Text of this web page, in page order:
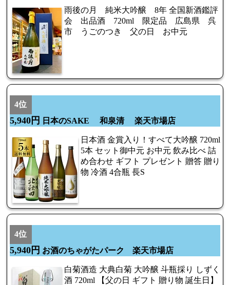
雨後の月 純米大吟醸 8年 全国新酒鑑評
会 出品酒 720ml 限定品 広島県 呉
市 うごのつき 父の日 お中元
4位
5,940円 日本のSAKE 和泉清 楽天市場店
日本酒 金賞入り！すべて大吟醸 720ml
5本 セット御中元 お中元 飲み比べ 詰
め合わせ ギフト プレゼント 贈答 贈り
物 冷酒 4合瓶 長S
4位
5,940円 お酒のちゃがたパーク 楽天市場店
白菊酒造 大典白菊 大吟醸 斗瓶採り しずく
酒 720ml 【父の日 ギフト 贈り物 誕生日】